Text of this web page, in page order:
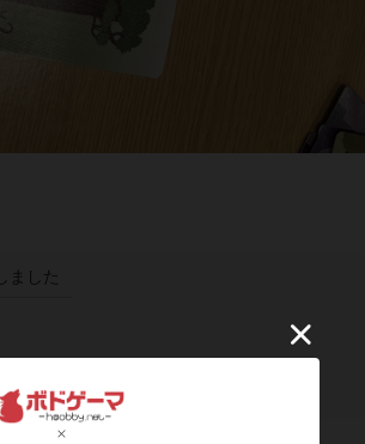
ました